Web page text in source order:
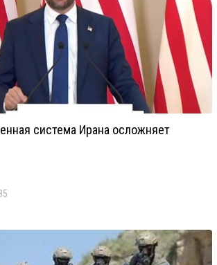
система Ирана осложняет